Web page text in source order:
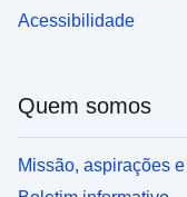
Acessibilidade
Quem somos
Missão, aspirações